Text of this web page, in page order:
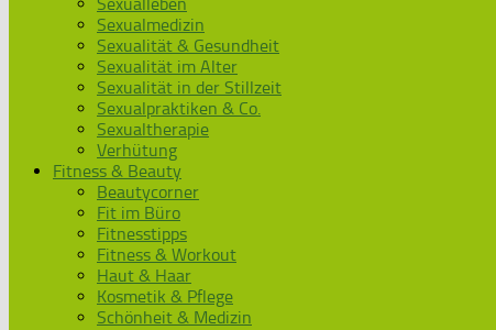
Sexualmedizin
Sexualität & Gesundheit
Sexualität im Alter
Sexualität in der Stillzeit
Sexualpraktiken & Co.
Sexualtherapie
Verhütung
Fitness & Beauty
Beautycorner
Fit im Büro
Fitnesstipps
Fitness & Workout
Haut & Haar
Kosmetik & Pflege
Schönheit & Medizin